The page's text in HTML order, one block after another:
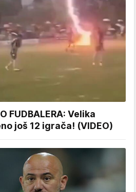
FUDBALERA: Velika
još 12 igrača! (VIDEO)